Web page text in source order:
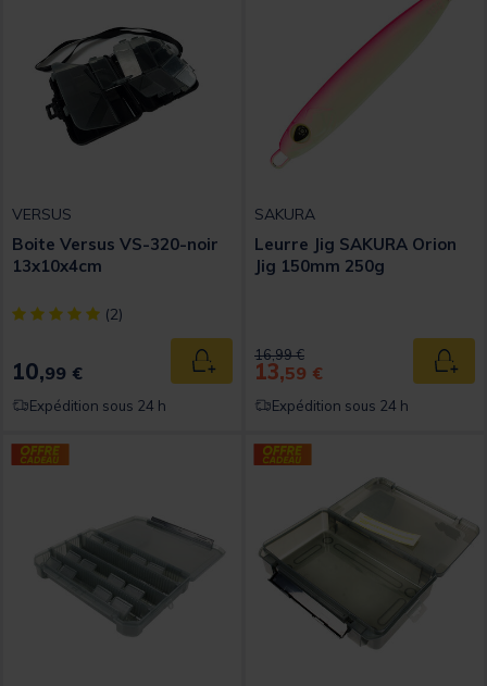
VERSUS
Boite Versus VS-320-noir
13x10x4cm
[object Object] out of 5 Customer Rating
(2)
10,99 € Ajouter au panier
Expédition sous 24 h
SAKURA
Leurre Jig SAKURA Orion
Jig 150mm 250g
Price reduced from
16,99 €to
13,59 €
Expédition sous 24 h